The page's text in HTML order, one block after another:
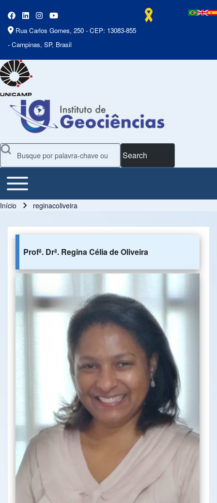
Rua Carlos Gomes, 250 - CEP: 13083-855
- Campinas, SP, Brasil
Search
Main Menu
Toggle main menu
Início reginacoliveira
Profª. Drª. Regina Célia de Oliveira